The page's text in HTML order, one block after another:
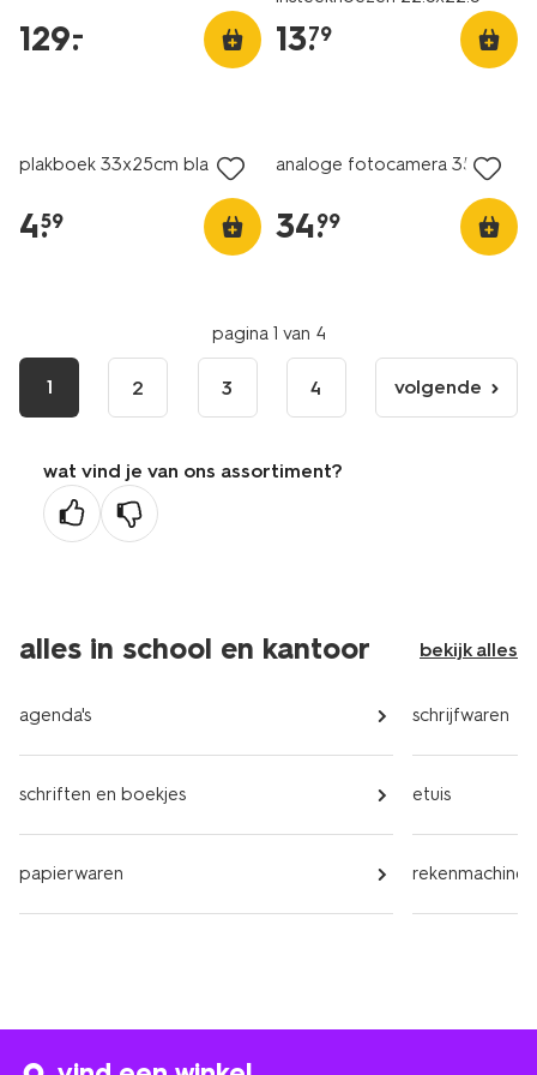
129.
– 13.
79
plakboek 33x25cm blauw
4.
59
analoge fotocamera 35mm
34.
99
pagina 1 van 4
1 2 3 4
volgende
pagina
volgende
wat vind je van ons assortiment?
alles in school en kantoor bekijk alles
agenda's
schriften en boekjes
papierwaren
schrijfwaren
etuis